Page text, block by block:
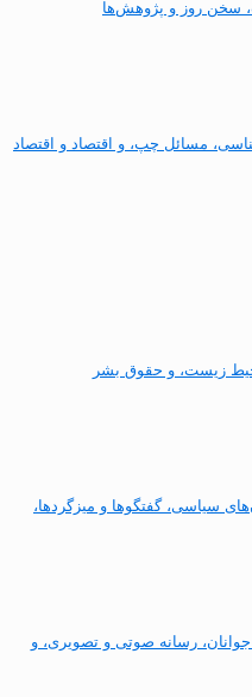
مسائل چپ، و اقتصاد و اقتصاد
سیاسی، گفتگوها و میزگردها،
جوانان، رسانه صوتی و تصویری، و